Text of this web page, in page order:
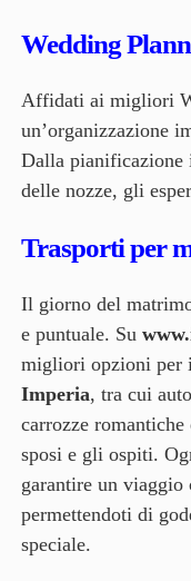
Wedding
Affidati ai migliori
un’organizzazione
Dalla pianificazione
delle nozze, gli
Trasporti per
Il giorno del
e puntuale. Su
migliori opzioni per
Imperia, tra cui
carrozze
sposi e gli ospiti.
garantire un viaggio
permettendoti di
speciale.